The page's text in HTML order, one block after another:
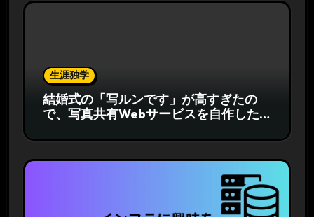
生涯独学
結婚式の「写ルンです」が高すぎたの
で、写真共有Webサービスを自作した